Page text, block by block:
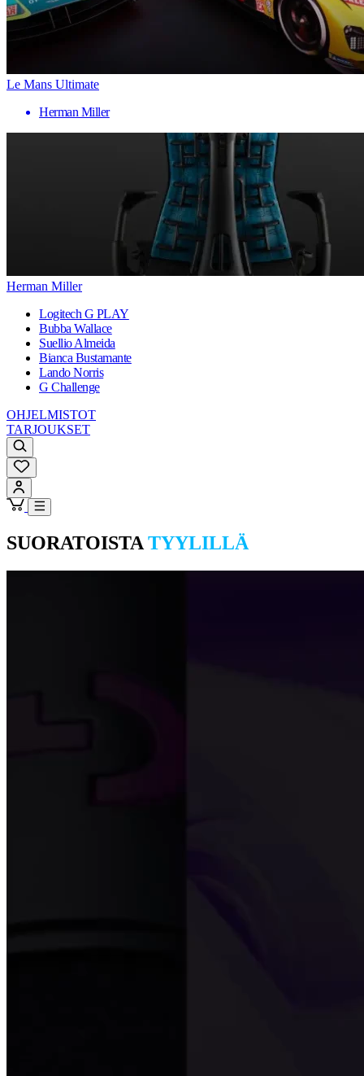
Le Mans Ultimate
Herman Miller
Herman Miller
Logitech G PLAY
Bubba Wallace
Suellio Almeida
Bianca Bustamante
Lando Norris
G Challenge
OHJELMISTOT
TARJOUKSET
SUORATOISTA TYYLILLÄ